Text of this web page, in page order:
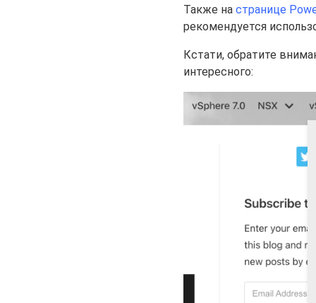
Также на странице
рекомендуется
Кстати, обратите
интересного: